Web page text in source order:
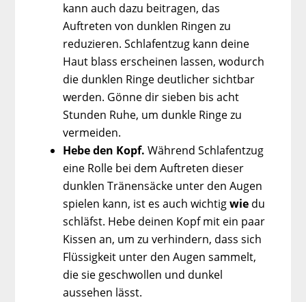
kann auch dazu beitragen, das
Auftreten von dunklen Ringen zu
reduzieren. Schlafentzug kann deine
Haut blass erscheinen lassen, wodurch
die dunklen Ringe deutlicher sichtbar
werden. Gönne dir sieben bis acht
Stunden Ruhe, um dunkle Ringe zu
vermeiden.
Hebe den Kopf. Während Schlafentzug
eine Rolle bei dem Auftreten dieser
dunklen Tränensäcke unter den Augen
spielen kann, ist es auch wichtigwie du
schläfst. Hebe deinen Kopf mit ein paar
Kissen an, um zu verhindern, dass sich
Flüssigkeit unter den Augen sammelt,
die sie geschwollen und dunkel
aussehen lässt.